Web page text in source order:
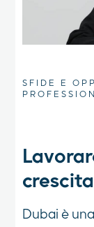
SFIDE E
Dubai è